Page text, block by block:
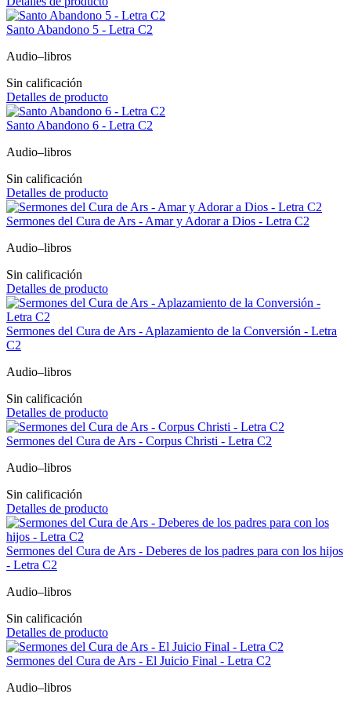
Santo Abandono 5 - Letra C2
Audio–libros
Sin calificación
Detalles de producto
Santo Abandono 6 - Letra C2
Audio–libros
Sin calificación
Detalles de producto
Sermones del Cura de Ars - Amar y Adorar a Dios - Letra C2
Audio–libros
Sin calificación
Detalles de producto
Sermones del Cura de Ars - Aplazamiento de la Conversión - Letra
C2
Audio–libros
Sin calificación
Detalles de producto
Sermones del Cura de Ars - Corpus Christi - Letra C2
Audio–libros
Sin calificación
Detalles de producto
Sermones del Cura de Ars - Deberes de los padres para con los hijos
- Letra C2
Audio–libros
Sin calificación
Detalles de producto
Sermones del Cura de Ars - El Juicio Final - Letra C2
Audio–libros